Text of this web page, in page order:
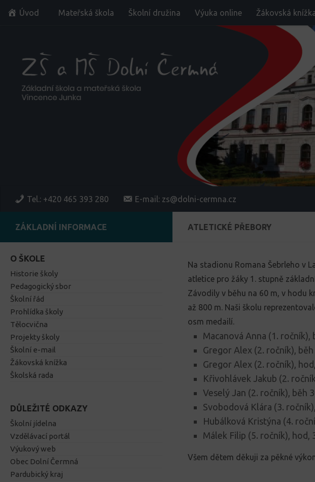
Skip to content
Úvod Mateřská škola Školní družina Výuka online Žákovská
Tel.: +420 465 393 280 E-mail: zs@dolni-cermna.cz
ATLETICKÉ PŘEBORY
Na stadionu Romana Šebrleho v
atletice pro žáky 1. stupně
Závodily v běhu na 60 m, v hodu
až 800 m. Naši školu
osm medailí.
Macanová Anna (1. ročník),
Gregor Alex (2. ročník),
Gregor Alex (2. ročník),
Křivohlávek Jakub (2.
Veselý Jan (2. ročník), běh
Svobodová Klára (3.
Hubálková Kristýna (4.
Málek Filip (5. ročník), hod,
Všem dětem děkuji za pěkné
ZÁKLADNÍ INFORMACE
O ŠKOLE
Historie školy
Pedagogický sbor
Školní řád
Prohlídka školy
Tělocvična
Projekty školy
Školní e-mail
Žákovská knížka
Školská rada
DŮLEŽITÉ ODKAZY
Školní jídelna
Vzdělávací portál
Výukový web
Obec Dolní Čermná
Pardubický kraj